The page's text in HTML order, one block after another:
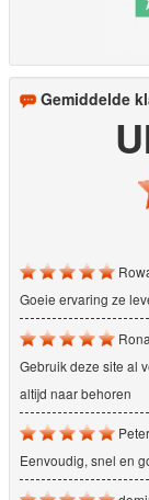
Gemiddelde
Goeie ervaring ze
Gebruik deze site al
altijd naar behoren
Eenvoudig, snel en